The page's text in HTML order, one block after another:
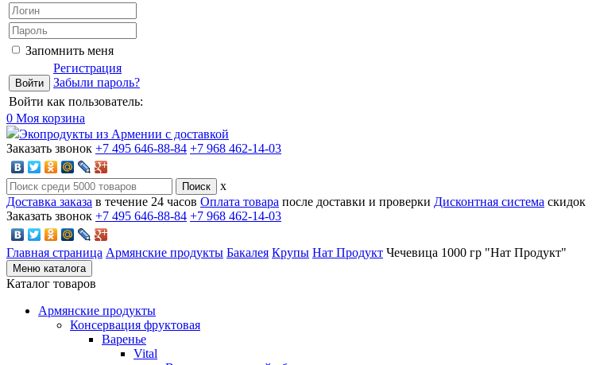
Запомнить меня
Регистрация
Забыли пароль?
Войти как пользователь:
0 Моя корзина
Экопродукты из Армении с доставкой
Заказать звонок +7 495 646-88-84 +7 968 462-14-03
x
Доставка заказа в течение 24 часов Оплата товара после доставки и проверки Дисконтная система скидок
Заказать звонок +7 495 646-88-84 +7 968 462-14-03
Главная страница Армянские продукты Бакалея Крупы Нат Продукт Чечевица 1000 гр "Нат Продукт"
Меню каталога
Каталог товаров
Армянские продукты
Консервация фруктовая
Варенье
Vital